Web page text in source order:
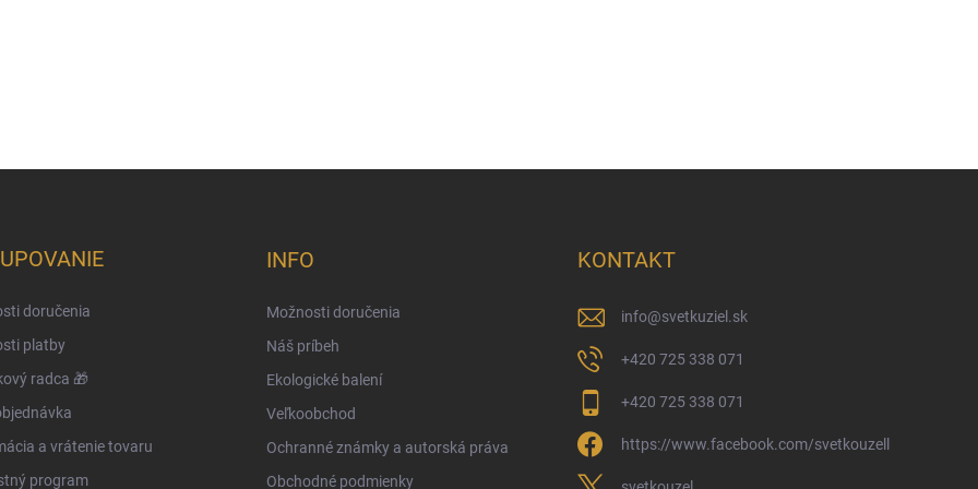
doručenia
platby
radca 🎁
a vrátenie tovaru
program
INFO
Možnosti doručenia
Náš príbeh
Ekologické balení
Veľkoobchod
Ochranné známky a autorská práva
Obchodné podmienky
KONTAKT
info@svetkuziel.sk
+420 725 338 071
+420 725 338 071
https://www.facebook.com/svetkouzell